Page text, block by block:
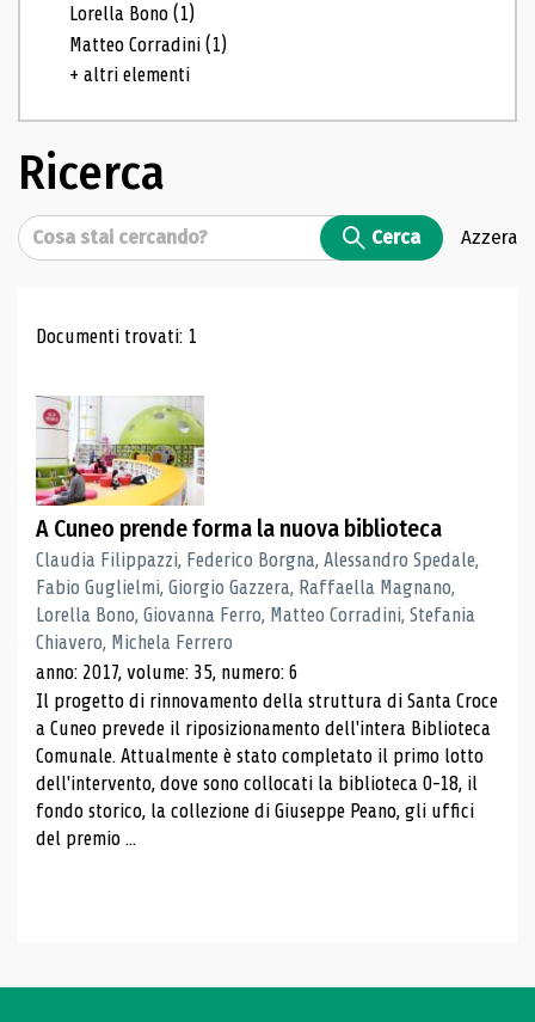
Lorella Bono(1)
Matteo Corradini(1)
+ altri elementi
Ricerca
Cerca Cerca Azzera
Risultati di ricerca
Documenti trovati: 1
A Cuneo prende forma la nuova biblioteca
Claudia Filippazzi, Federico Borgna, Alessandro Spedale,
Fabio Guglielmi, Giorgio Gazzera, Raffaella Magnano,
Lorella Bono, Giovanna Ferro, Matteo Corradini, Stefania
Chiavero, Michela Ferrero
anno: 2017, volume: 35, numero: 6
Il progetto di rinnovamento della struttura di Santa Croce
a Cuneo prevede il riposizionamento dell'intera Biblioteca
Comunale. Attualmente è stato completato il primo lotto
dell'intervento, dove sono collocati la biblioteca 0-18, il
fondo storico, la collezione di Giuseppe Peano, gli uffici
del premio ...